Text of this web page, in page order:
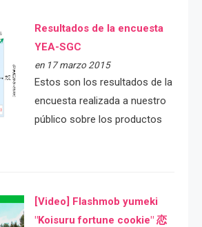
Resultados de la encuesta
YEA-SGC
en 17 marzo 2015
Estos son los resultados de la
encuesta realizada a nuestro
público sobre los productos
[Video] Flashmob yumeki
"Koisuru fortune cookie" 恋